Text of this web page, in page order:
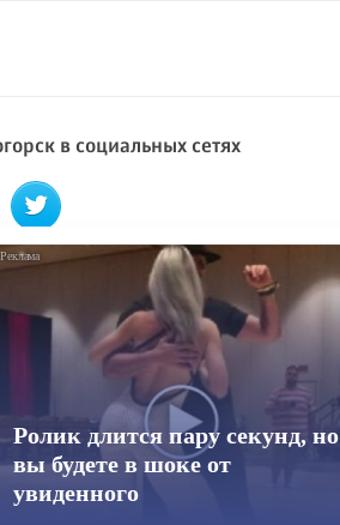
в социальных сетях
Ролик длится пару секунд, но
вы будете в шоке от
увиденного